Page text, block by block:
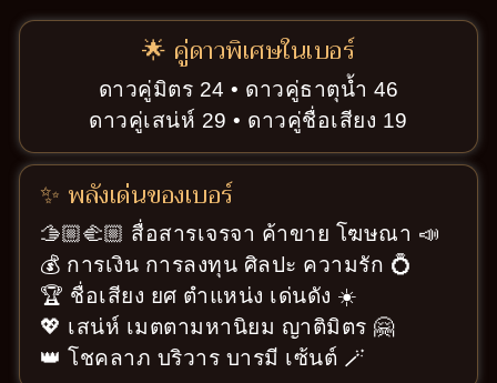
🌟 คู่ดาวพิเศษในเบอร์
ดาวคู่มิตร 24 • ดาวคู่ธาตุน้ำ 46
ดาวคู่เสน่ห์ 29 • ดาวคู่ชื่อเสียง 19
✨ พลังเด่นของเบอร์
🫱🏼‍🫲🏼 สื่อสารเจรจา ค้าขาย โฆษณา 📣
💰 การเงิน การลงทุน ศิลปะ ความรัก 💍
🏆 ชื่อเสียง ยศ ตำแหน่ง เด่นดัง ☀️
💖 เสน่ห์ เมตตามหานิยม ญาติมิตร 🤗
👑 โชคลาภ บริวาร บารมี เซ้นต์ 🪄